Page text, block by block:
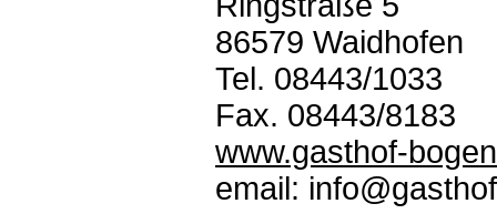
86579 Waidhofen
Tel. 08443/1033
Fax. 08443/8183
www.gasthof-
email: